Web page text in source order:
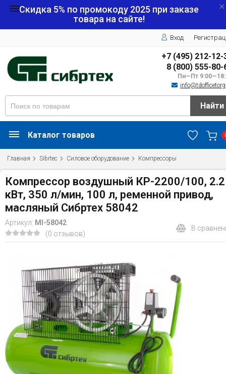
Скидка 5% по промокоду 2025 при заказе
товара на сайте!
Вход
+7 (495) 212-12-
8 (800) 555-80-
Пн—Пт
Найти
Каталог товаров
Главная Sibrtec Силовое оборудование Компрессоры
Компрессор воздушный КР-2200/100, 2.2
кВт, 350 л/мин, 100 л, ременной привод,
масляный Сибртех 58042
Артикул: MI-58042
(0 отзывов)
В